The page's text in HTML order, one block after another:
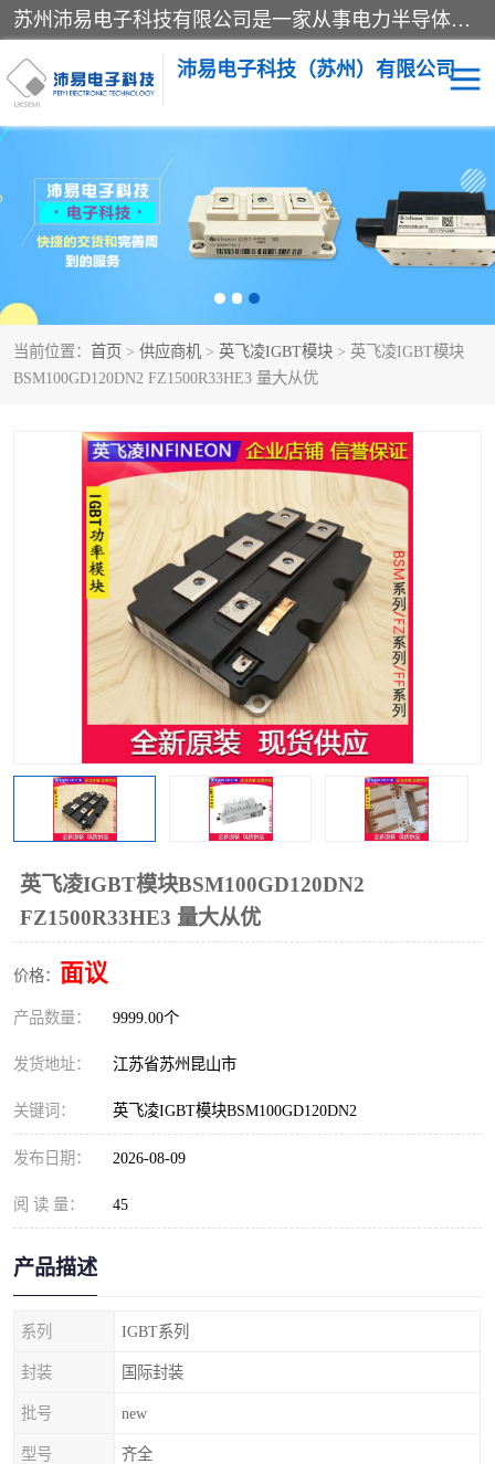
苏州沛易电子科技有限公司是一家从事电力半导体器件和电子元器件的专业代理及分销商，产品包括：IGBT模块、IPM模块、PIM模块、二极管、三极管、可控硅、整流桥、IGBT单管、IGBT电路驱动板、GTR达林顿模块、快恢复二极管、肖特基二极管、熔断器、IC集成电路、快速熔断器等。
沛易电子科技（苏州）有限公司
当前位置： 首页 > 供应商机 > 英飞凌IGBT模块 > 英飞凌IGBT模块
BSM100GD120DN2 FZ1500R33HE3 量大从优
英飞凌IGBT模块BSM100GD120DN2
FZ1500R33HE3 量大从优
价格： 面议
产品数量： 9999.00个
发货地址： 江苏省苏州昆山市
关键词： 英飞凌IGBT模块BSM100GD120DN2
发布日期： 2026-08-09
阅 读 量： 45
产品描述
系列 IGBT系列
封装 国际封装
批号 new
型号 齐全
西门康 英飞凌
快恢复二极管 英飞凌IGBT模块
SEMIKRON西门康IGBT SEMIKRON西门康可控硅
器
MOS管场效应管 晶闸管